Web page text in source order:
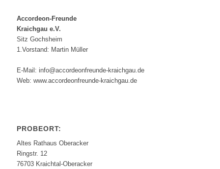
Accordeon-Freunde
Kraichgau e.V.
Sitz Gochsheim
1.Vorstand: Martin Müller
E-Mail: info@accordeonfreunde-kraichgau.de
Web: www.accordeonfreunde-kraichgau.de
PROBEORT:
Altes Rathaus Oberacker
Ringstr. 12
76703 Kraichtal-Oberacker